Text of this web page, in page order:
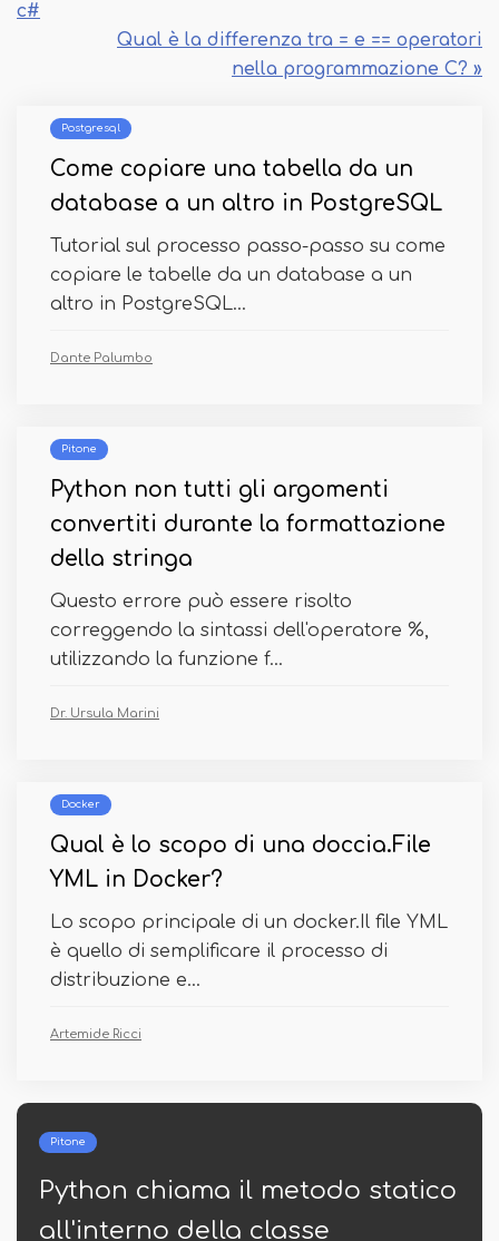
c#
Qual è la differenza tra = e == operatori
nella programmazione C? »
Postgresql
Come copiare una tabella da un
database a un altro in PostgreSQL
Tutorial sul processo passo-passo su come
copiare le tabelle da un database a un
altro in PostgreSQL...
Dante Palumbo
Pitone
Python non tutti gli argomenti
convertiti durante la formattazione
della stringa
Questo errore può essere risolto
correggendo la sintassi dell'operatore %,
utilizzando la funzione f...
Dr. Ursula Marini
Docker
Qual è lo scopo di una doccia.File
YML in Docker?
Lo scopo principale di un docker.Il file YML
è quello di semplificare il processo di
distribuzione e...
Artemide Ricci
metodo statico
Gruppo panda